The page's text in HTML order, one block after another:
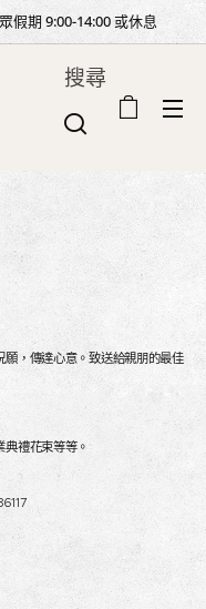
假期 9:00-14:00 或休息
搜尋
，傳達心意。致送給親朋的最佳
禮花束等等。